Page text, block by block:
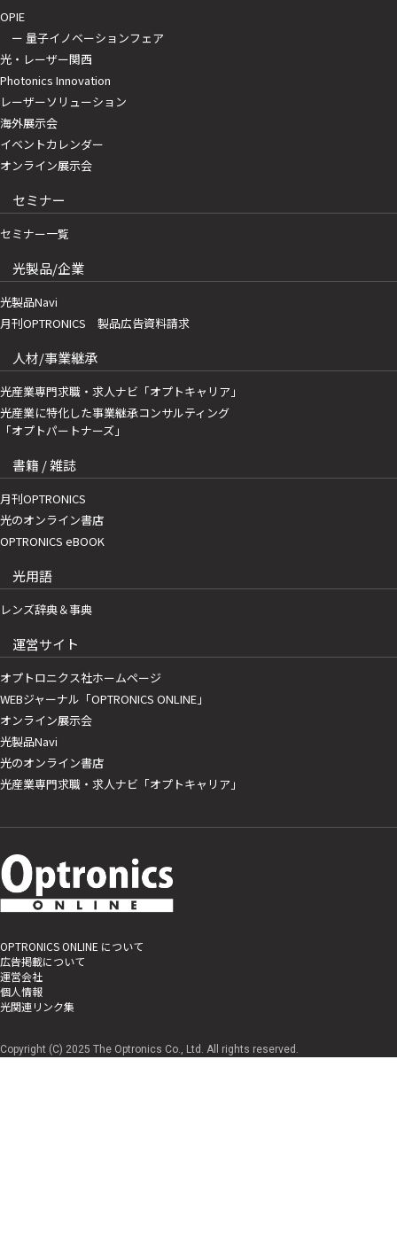
OPIE
ー 量子イノベーションフェア
光・レーザー関西
Photonics Innovation
レーザーソリューション
海外展示会
イベントカレンダー
オンライン展示会
セミナー
セミナー一覧
光製品/企業
光製品Navi
月刊OPTRONICS 製品広告資料請求
人材/事業継承
光産業専門求職・求人ナビ「オプトキャリア」
光産業に特化した事業継承コンサルティング
「オプトパートナーズ」
書籍 / 雑誌
月刊OPTRONICS
光のオンライン書店
OPTRONICS eBOOK
光用語
レンズ辞典＆事典
運営サイト
オプトロニクス社ホームページ
WEBジャーナル「OPTRONICS ONLINE」
オンライン展示会
光製品Navi
光のオンライン書店
光産業専門求職・求人ナビ「オプトキャリア」
OPTRONICS ONLINE について
広告掲載について
運営会社
個人情報
光関連リンク集
Copyright (C) 2025 The Optronics Co., Ltd. All rights reserved.